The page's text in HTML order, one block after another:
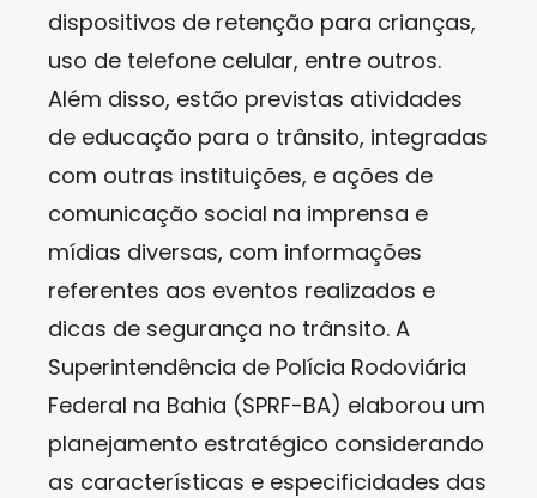
dispositivos de retenção para crianças,
uso de telefone celular, entre outros.
Além disso, estão previstas atividades
de educação para o trânsito, integradas
com outras instituições, e ações de
comunicação social na imprensa e
mídias diversas, com informações
referentes aos eventos realizados e
dicas de segurança no trânsito. A
Superintendência de Polícia Rodoviária
Federal na Bahia (SPRF-BA) elaborou um
planejamento estratégico considerando
as características e especificidades das